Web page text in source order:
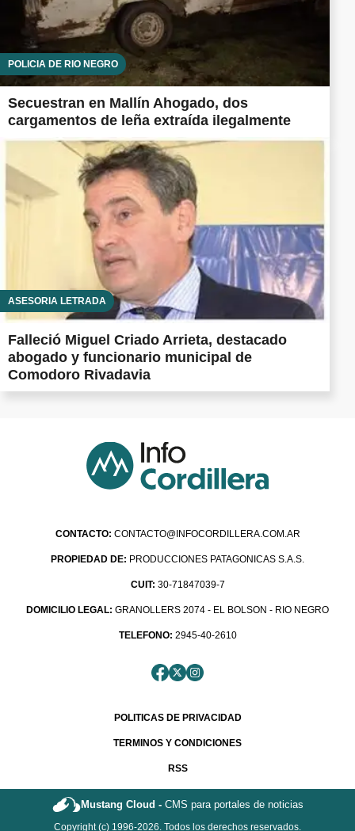
POLICÍA DE RÍO NEGRO
Secuestran en Mallín Ahogado, dos
cargamentos de leña extraída ilegalmente
ASESORÍA LETRADA
Falleció Miguel Criado Arrieta, destacado
abogado y funcionario municipal de
Comodoro Rivadavia
CONTACTO: CONTACTO@INFOCORDILLERA.COM.AR
PROPIEDAD DE: PRODUCCIONES PATAGONICAS S.A.S.
CUIT: 30-71847039-7
DOMICILIO LEGAL: GRANOLLERS 2074 - EL BOLSON - RIO NEGRO
TELEFONO: 2945-40-2610
POLITICAS DE PRIVACIDAD
TERMINOS Y CONDICIONES
RSS
Mustang Cloud -CMS para portales de noticias
Copyright (c) 1996-2026. Todos los derechos reservados.